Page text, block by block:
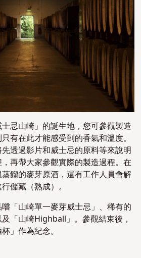
忌山崎」的誕生地，您可參觀製造
有在此才能感受到的香氣和溫度。
透過影片和威士忌的原料等來說明
再帶大家參觀實際的製造過程。在
餾的麥芽原酒，還有工作人員會解
儲藏（熟成）。
「山崎單一麥芽威士忌」、稀有的
及「山崎Highball」。參觀結束後，
」作為紀念。